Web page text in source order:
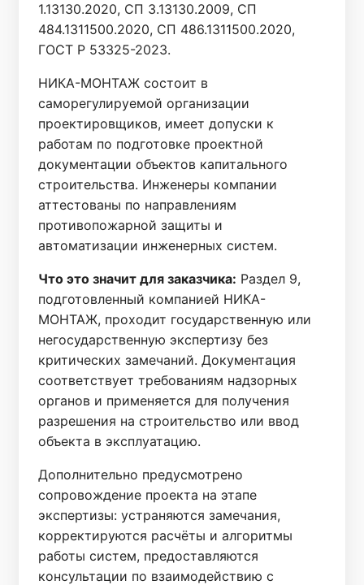
1.13130.2020, СП 3.13130.2009, СП
484.1311500.2020, СП 486.1311500.2020,
ГОСТ Р 53325-2023.
НИКА-МОНТАЖ состоит в
саморегулируемой организации
проектировщиков, имеет допуски к
работам по подготовке проектной
документации объектов капитального
строительства. Инженеры компании
аттестованы по направлениям
противопожарной защиты и
автоматизации инженерных систем.
Что это значит для заказчика: Раздел 9,
подготовленный компанией НИКА-
МОНТАЖ, проходит государственную или
негосударственную экспертизу без
критических замечаний. Документация
соответствует требованиям надзорных
органов и применяется для получения
разрешения на строительство или ввод
объекта в эксплуатацию.
Дополнительно предусмотрено
сопровождение проекта на этапе
экспертизы: устраняются замечания,
корректируются расчёты и алгоритмы
работы систем, предоставляются
консультации по взаимодействию с